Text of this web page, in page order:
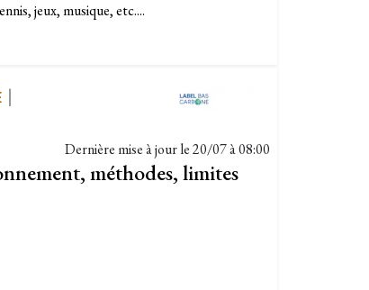
jeux, musique, etc....
Dernière mise à jour le20/07 à 08:00
méthodes, limites